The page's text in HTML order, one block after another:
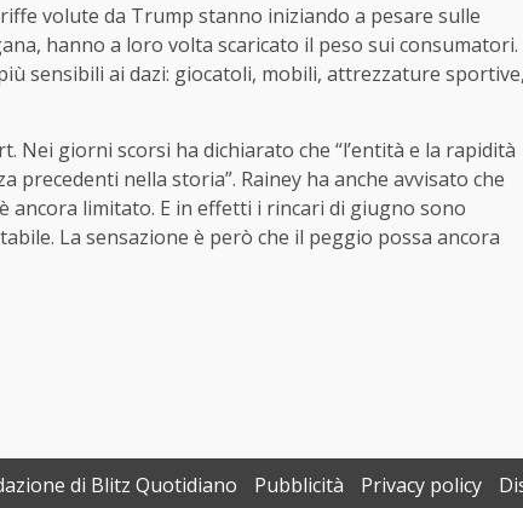
volute da Trump stanno iniziando a pesare sulle
hanno a loro volta scaricato il peso sui consumatori.
sensibili ai dazi: giocatoli, mobili, attrezzature
Nei giorni scorsi ha dichiarato che “l’entità e la rapidità
precedenti nella storia”. Rainey ha anche avvisato che
ancora limitato. E in effetti i rincari di giugno sono
La sensazione è però che il peggio possa ancora
di Blitz Quotidiano Pubblicità Privacy policy